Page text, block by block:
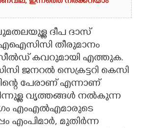
ദീപ ദാസ്
തീരുമാനം
കവറുമായി എത്തുക.
ജനറല്‍ സെക്രട്ടറി കെസി
പേരാണ് എന്നാണ്
വൃത്തങ്ങള്‍ നല്‍കുന്ന
എംഎല്‍എമാരുടെ
എംപിമാര്‍, മുതിര്‍ന്ന